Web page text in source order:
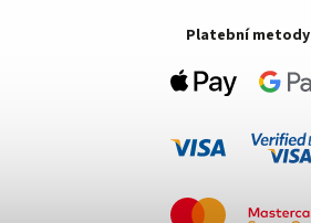
Platební metody